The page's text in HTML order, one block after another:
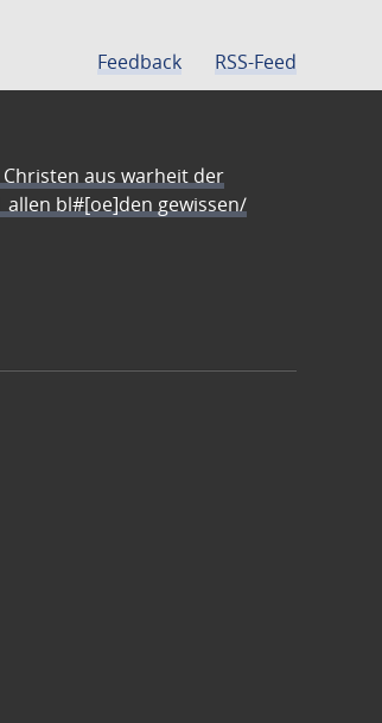
Feedback RSS-Feed
aus warheit der
bl#[oe]den gewissen/